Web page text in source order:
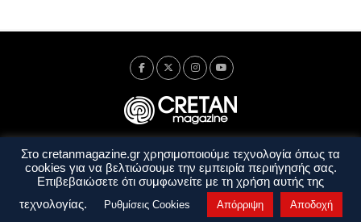
Ταυτότητα Πολιτική Απορρήτου
Όροι Χρήσης
Όροι και Προϋποθέσεις
Στο cretanmagazine.gr χρησιμοποιούμε τεχνολογία όπως τα
cookies για να βελτιώσουμε την εμπειρία περιήγησής σας.
Επιβεβαιώσετε ότι συμφωνείτε με τη χρήση αυτής της
τεχνολογίας.
Ρυθμίσεις Cookies Απόρριψη Αποδοχή